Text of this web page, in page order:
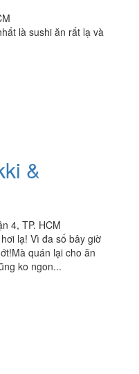
là sushi ăn rất lạ và
&
4, TP. HCM
lạ! Vì đa số bây giờ
quán lại cho ăn
ko ngon...